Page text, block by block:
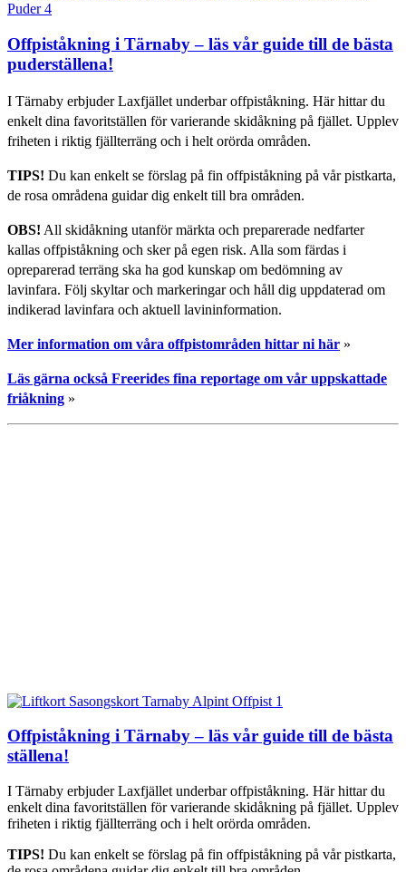
Offpist­åkning i Tärnaby – läs vår guide till de bästa
puder­ställena!
I Tärnaby erbjuder Laxfjället underbar offpiståkning. Här hittar du
enkelt dina favoritställen för varierande skidåkning på fjället. Upplev
friheten i riktig fjällterräng och i helt orörda områden.
TIPS! Du kan enkelt se förslag på fin offpiståkning på vår pistkarta,
de rosa områdena guidar dig enkelt till bra områden.
OBS! All skidåkning utanför märkta och preparerade nedfarter
kallas offpiståkning och sker på egen risk. Alla som färdas i
opreparerad terräng ska ha god kunskap om bedömning av
lavinfara. Följ skyltar och markeringar och håll dig uppdaterad om
indikerad lavinfara och aktuell lavininformation.
Mer information om våra offpistområden hittar ni här »
Läs gärna också Freerides fina reportage om vår uppskattade
friåkning »
Offpiståkning i Tärnaby – läs vår guide till de bästa
ställena!
I Tärnaby erbjuder Laxfjället underbar offpiståkning. Här hittar du
enkelt dina favoritställen för varierande skidåkning på fjället. Upplev
friheten i riktig fjällterräng och i helt orörda områden.
TIPS! Du kan enkelt se förslag på fin offpiståkning på vår pistkarta,